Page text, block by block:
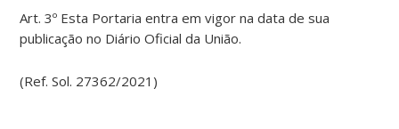
Art. 3º Esta Portaria entra em vigor na data de sua
publicação no Diário Oficial da União.
(Ref. Sol. 27362/2021)